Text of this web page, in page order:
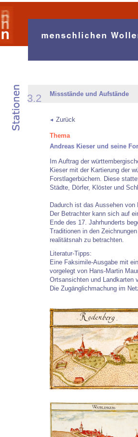
3.2 Missstände und Aufstände
Zurück
Thema
Andreas Kieser und seine
Im Auftrag der
Kieser mit der Kartierung der
Forstlagerbüchern. Diese
Städte, Dörfer, Klöster und
Dadurch ist das Aussehen
Der Betrachter kann sich auf
Ende des 17. Jahrhunderts
Traditionen in den
realitätsnah zu betrachten.
Literatur-Tipps:
Eine Faksimile-Ausgabe mit
vorgelegt von Hans-Martin
Ortsansichten und Landkarten
Die Zugänglichmachung im